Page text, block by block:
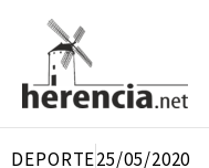
contenido
DEPORTE25/05/2020